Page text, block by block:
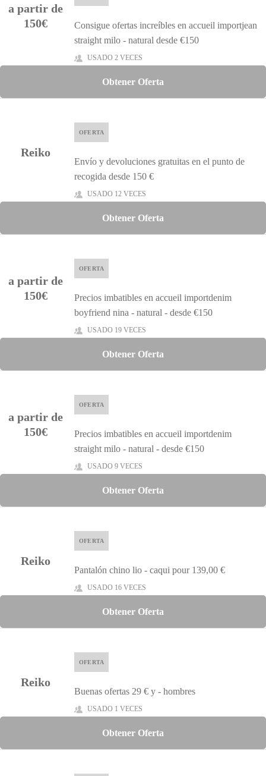
a partir de
150€
Consigue ofertas increíbles en accueil importjean
straight milo - natural desde €150
USADO 2 VECES
Obtener Oferta
Reiko
OFERTA
Envío y devoluciones gratuitas en el punto de
recogida desde 150 €
USADO 12 VECES
Obtener Oferta
a partir de
150€
OFERTA
Precios imbatibles en accueil importdenim
boyfriend nina - natural - desde €150
USADO 19 VECES
Obtener Oferta
a partir de
150€
OFERTA
Precios imbatibles en accueil importdenim
straight milo - natural - desde €150
USADO 9 VECES
Obtener Oferta
Reiko
OFERTA
Pantalón chino lio - caqui pour 139,00 €
USADO 16 VECES
Obtener Oferta
Reiko
OFERTA
Buenas ofertas 29 € y - hombres
USADO 1 VECES
Obtener Oferta